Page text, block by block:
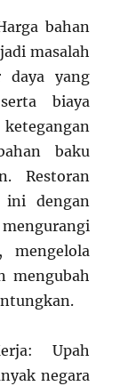
bahan
masalah
daya yang
biaya
baku
Restoran
ini dengan
mengelola
mengubah
Upah
negara